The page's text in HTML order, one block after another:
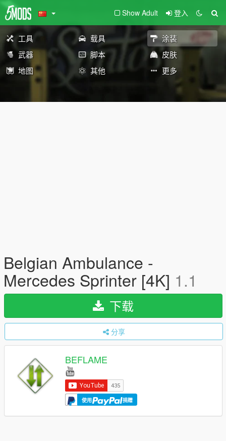
Show Adult 登入
工具 载具
涂装
武器
脚本
皮肤
地图
其他 更多
Belgian Ambulance -
Mercedes Sprinter [4K] 1.1
下载
分享
BEFLAME
使用 捐赠